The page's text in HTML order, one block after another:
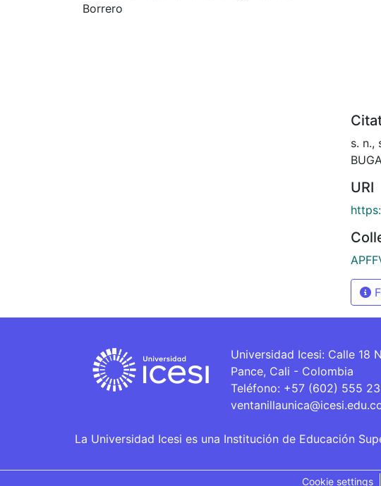
Borrero
s. n.,
URI
Universidad Icesi: Calle 18
Pance, Cali - Colombia
Teléfono: +57 (602) 555
La Universidad Icesi es una Institución de Educación
Cookie settings